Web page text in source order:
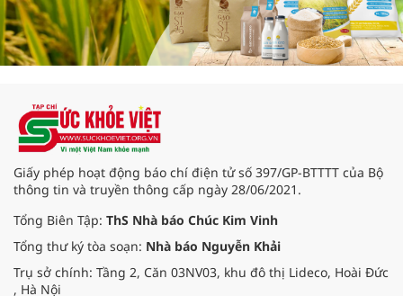
Giấy phép hoạt động báo chí điện tử số 397/GP-BTTTT của Bộ
thông tin và truyền thông cấp ngày 28/06/2021.
Tổng Biên Tập: ThS Nhà báo Chúc Kim Vinh
Tổng thư ký tòa soạn: Nhà báo Nguyễn Khải
Trụ sở chính: Tầng 2, Căn 03NV03, khu đô thị Lideco, Hoài Đức
, Hà Nội